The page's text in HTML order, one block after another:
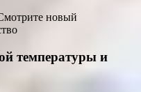
новый
температуры и